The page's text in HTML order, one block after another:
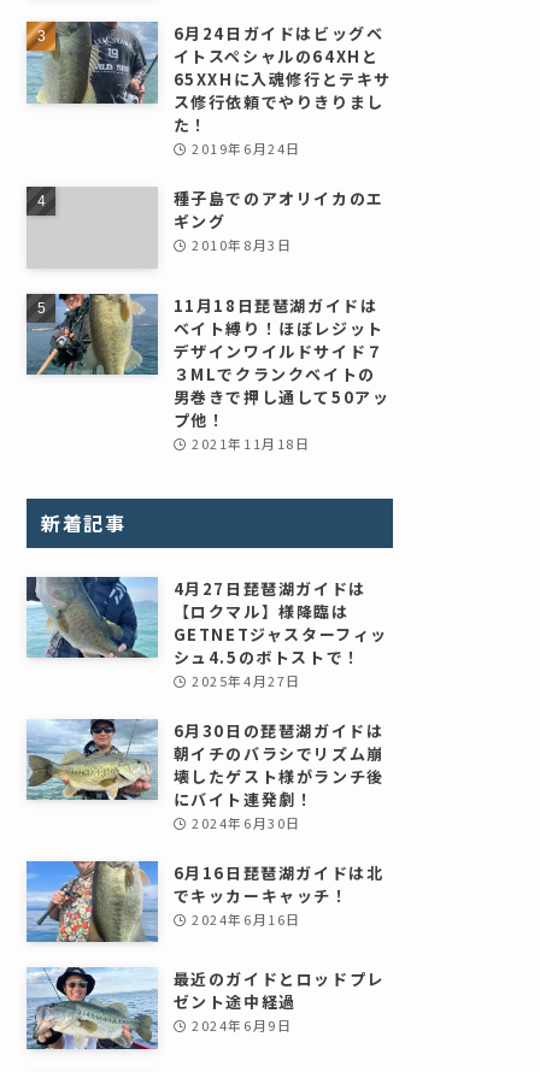
6月24日ガイドはビッグベ
イトスペシャルの64XHと
65XXHに入魂修行とテキサ
ス修行依頼でやりきりまし
た！
2019年6月24日
種子島でのアオリイカのエ
ギング
2010年8月3日
11月18日琵琶湖ガイドは
ベイト縛り！ほぼレジット
デザインワイルドサイド７
３MLでクランクベイトの
男巻きで押し通して50アッ
プ他！
2021年11月18日
新着記事
4月27日琵琶湖ガイドは
【ロクマル】様降臨は
GETNETジャスターフィッ
シュ4.5のボトストで！
2025年4月27日
6月30日の琵琶湖ガイドは
朝イチのバラシでリズム崩
壊したゲスト様がランチ後
にバイト連発劇！
2024年6月30日
6月16日琵琶湖ガイドは北
でキッカーキャッチ！
2024年6月16日
最近のガイドとロッドプレ
ゼント途中経過
2024年6月9日